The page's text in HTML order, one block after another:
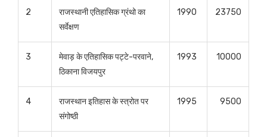
2
राजस्थानी एतिहासिक ग्रंथो का
सर्वेक्षण
1990 23750
3
मेवाड़ के एतिहासिक पट्टे-परवाने,
ठिकाना विजयपुर
1993 10000
4
राजस्थान इतिहास के स्त्रोत पर
संगोष्ठी
1995 9500